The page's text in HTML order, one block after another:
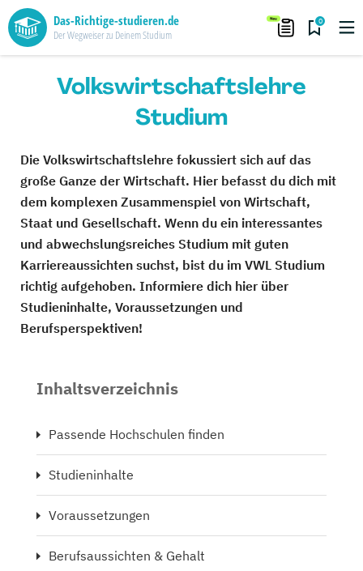
Das-Richtige-studieren.de
Der Wegweiser zu Deinem Studium
0
Volkswirtschaftslehre
Studium
Die Volkswirtschaftslehre fokussiert sich auf das
große Ganze der Wirtschaft. Hier befasst du dich mit
dem komplexen Zusammenspiel von Wirtschaft,
Staat und Gesellschaft. Wenn du ein interessantes
und abwechslungsreiches Studium mit guten
Karriereaussichten suchst, bist du im VWL Studium
richtig aufgehoben. Informiere dich hier über
Studieninhalte, Voraussetzungen und
Berufsperspektiven!
Inhaltsverzeichnis
Passende Hochschulen finden
Studieninhalte
Voraussetzungen
Berufsaussichten & Gehalt